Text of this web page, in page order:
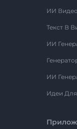
ИИ
Текст В
ИИ
ИИ
Идеи